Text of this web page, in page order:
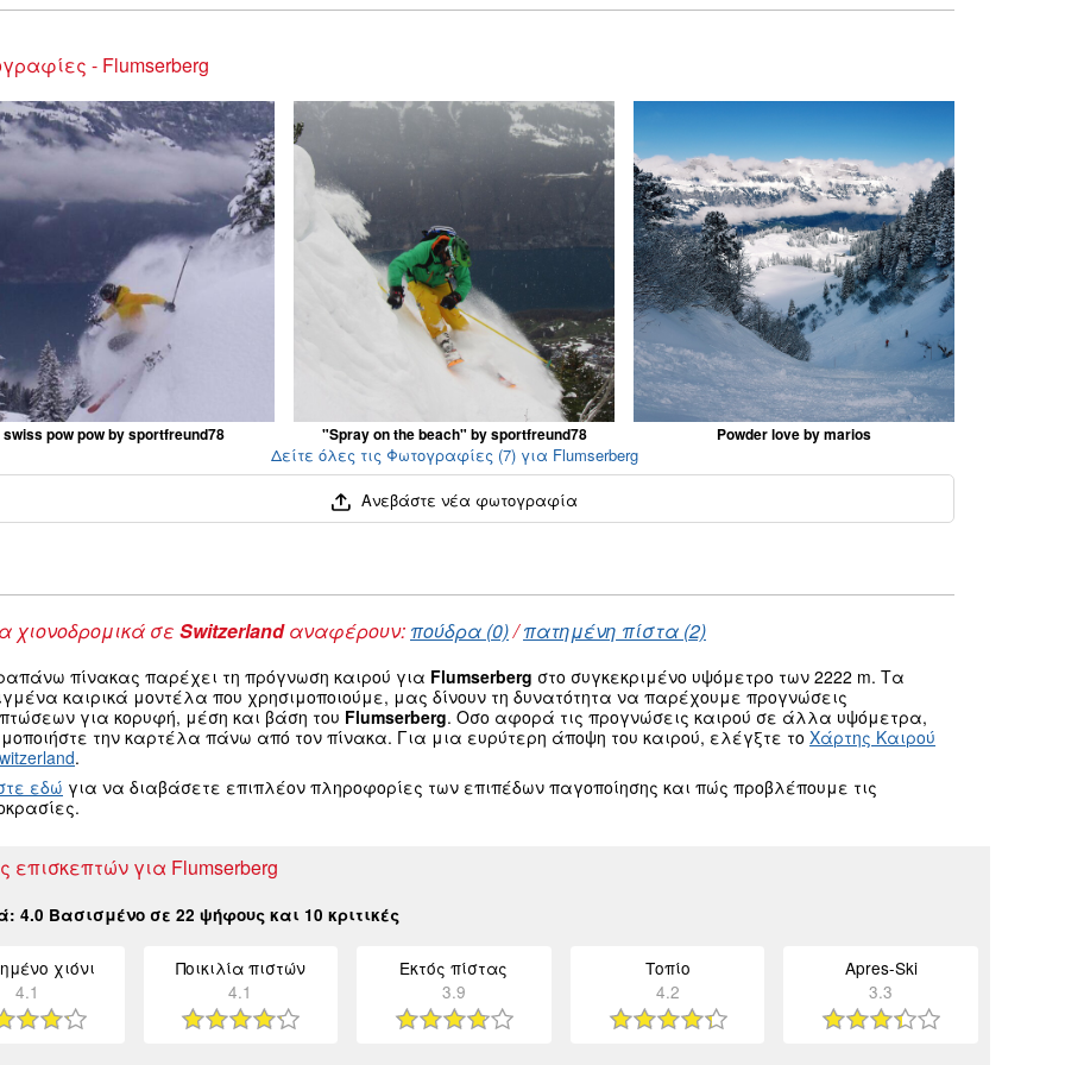
- Flumserberg
swiss pow pow by sportfreund78 "Spray on the beach" by sportfreund78 Powder love by marios
Δείτε όλες τις Φωτογραφίες (7) για Flumserberg
Ανεβάστε νέα φωτογραφία
χιονοδρομικά σε Switzerlandαναφέρουν: πούδρα (0)/πατημένη πίστα (2)
πίνακας παρέχει τη πρόγνωση καιρού για Flumserberg στο συγκεκριμένο υψόμετρο των 2222 m. Τα
καιρικά μοντέλα που χρησιμοποιούμε, μας δίνουν τη δυνατότητα να παρέχουμε προγνώσεις
για κορυφή, μέση και βάση του Flumserberg. Οσο αφορά τις προγνώσεις καιρού σε άλλα υψόμετρα,
την καρτέλα πάνω από τον πίνακα. Για μια ευρύτερη άποψη του καιρού, ελέγξτε το Χάρτης Καιρού
.
εδώ για να διαβάσετε επιπλέον πληροφορίες των επιπέδων παγοποίησης και πώς προβλέπουμε τις
επισκεπτών για Flumserberg
4.0 Βασισμένο σε 22 ψήφους και 10 κριτικές
χιόνι
4.1
Ποικιλία πιστών
4.1
Εκτός πίστας
3.9
Τοπίο
4.2
Apres-Ski
3.3